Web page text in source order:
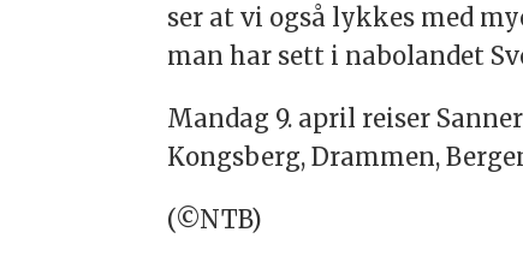
ser at vi også lykkes med
man har sett i nabolandet
Mandag 9. april reiser
Kongsberg, Drammen,
(©NTB)